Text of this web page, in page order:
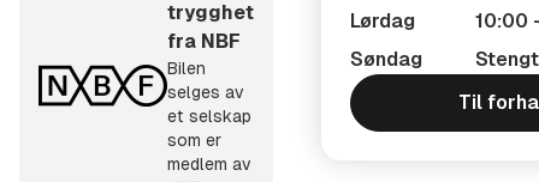
- Ettermontering av Radio DAB+ (Til biler uten fabrikk
montert løsning)
- Setetrekk kan bestilles, skap ditt eget skinninteriør.
trygghet
fra NBF
Bilen
selges av
et selskap
som er
medlem av
Lørdag
10:00
Søndag
Stengt
Til